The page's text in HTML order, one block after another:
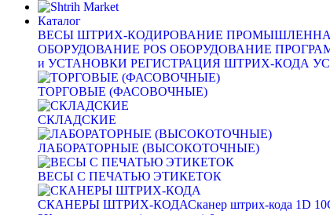
Каталог
ВЕСЫ ШТРИХ-КОДИРОВАНИЕ
ОБОРУДОВАНИЕ POS ОБОРУДОВАНИЕ
и УСТАНОВКИ РЕГИСТРАЦИЯ ШТРИХ-КОДА
ТОРГОВЫЕ (ФАСОВОЧНЫЕ)
СКЛАДСКИЕ
ЛАБОРАТОРНЫЕ (ВЫСОКОТОЧНЫЕ)
ВЕСЫ С ПЕЧАТЬЮ ЭТИКЕТОК
СКАНЕРЫ ШТРИХ-КОДАСканер штрих-кода 1D 10